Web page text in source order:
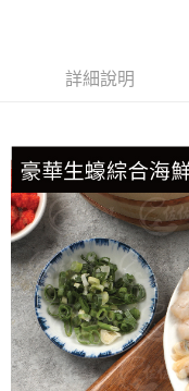
詳細說明